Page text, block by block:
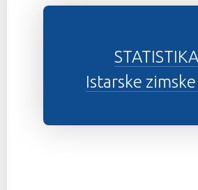
STATISTIKA
Istarske